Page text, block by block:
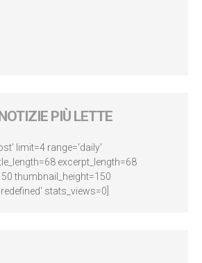
PIÙ LETTE
limit=4 range='daily'
excerpt_length=68
thumbnail_height=150
stats_views=0]